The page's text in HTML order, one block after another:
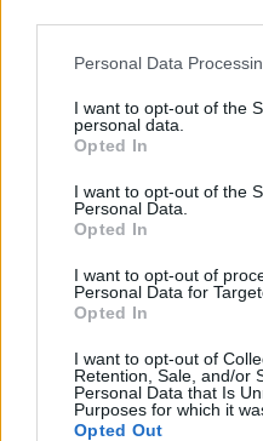
Personal Data
I want to opt-out of the
personal data.
Opted In
I want to opt-out of the
Personal Data.
Opted In
I want to opt-out of
Personal Data for
Opted In
I want to opt-out of
Retention, Sale, and/or
Personal Data that Is
Purposes for which it
Opted Out